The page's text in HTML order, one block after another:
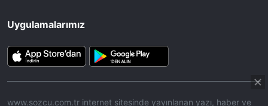
Uygulamalarımız
www.sozcu.com.tr internet sitesinde yayınlanan yazı, haber ve